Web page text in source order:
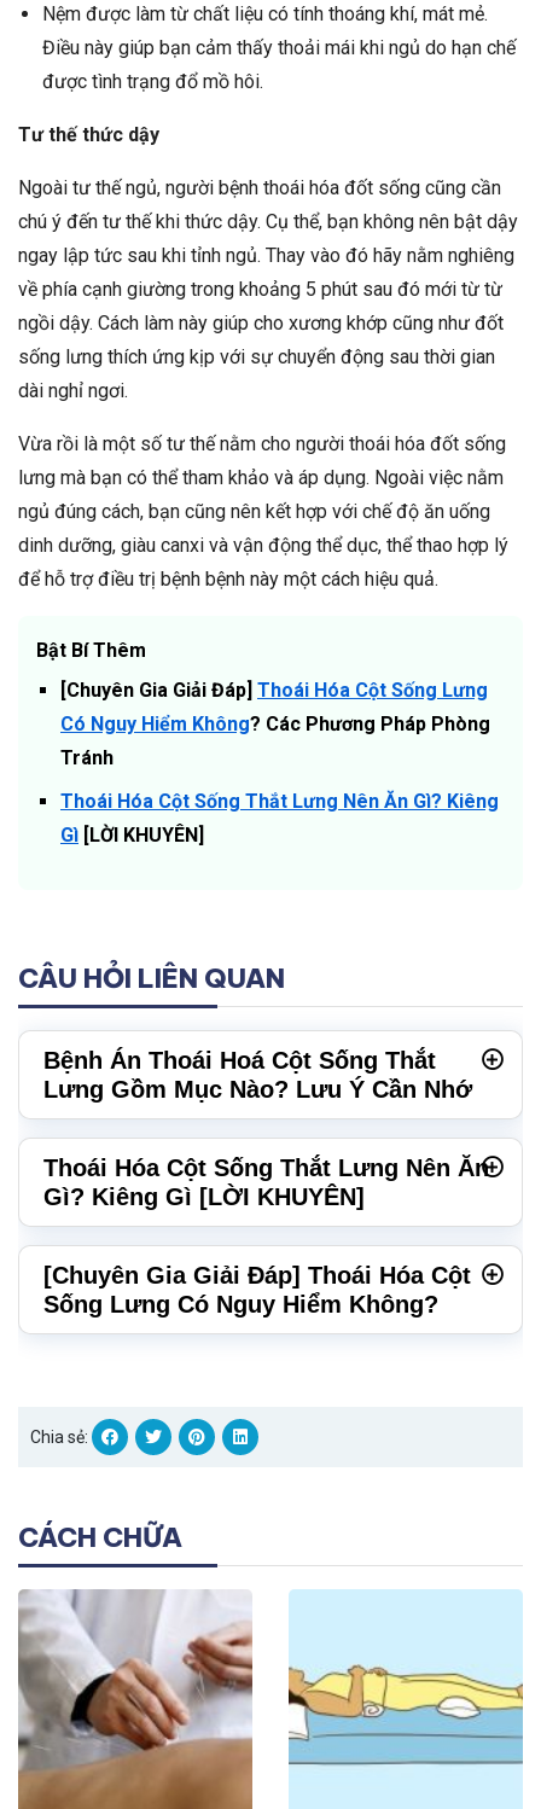
Nệm được làm từ chất liệu có tính thoáng khí, mát mẻ.
Điều này giúp bạn cảm thấy thoải mái khi ngủ do hạn chế
được tình trạng đổ mồ hôi.
Tư thế thức dậy
Ngoài tư thế ngủ, người bệnh thoái hóa đốt sống cũng cần
chú ý đến tư thế khi thức dậy. Cụ thể, bạn không nên bật dậy
ngay lập tức sau khi tỉnh ngủ. Thay vào đó hãy nằm nghiêng
về phía cạnh giường trong khoảng 5 phút sau đó mới từ từ
ngồi dậy. Cách làm này giúp cho xương khớp cũng như đốt
sống lưng thích ứng kịp với sự chuyển động sau thời gian
dài nghỉ ngơi.
Vừa rồi là một số tư thế nằm cho người thoái hóa đốt sống
lưng mà bạn có thể tham khảo và áp dụng. Ngoài việc nằm
ngủ đúng cách, bạn cũng nên kết hợp với chế độ ăn uống
dinh dưỡng, giàu canxi và vận động thể dục, thể thao hợp lý
để hỗ trợ điều trị bệnh bệnh này một cách hiệu quả.
Bật Bí Thêm
[Chuyên Gia Giải Đáp] Thoái Hóa Cột Sống Lưng
Có Nguy Hiểm Không? Các Phương Pháp Phòng
Tránh
Thoái Hóa Cột Sống Thắt Lưng Nên Ăn Gì? Kiêng
Gì [LỜI KHUYÊN]
CÂU HỎI LIÊN QUAN
Bệnh Án Thoái Hoá Cột Sống Thắt
Lưng Gồm Mục Nào? Lưu Ý Cần Nhớ
Thoái Hóa Cột Sống Thắt Lưng Nên Ăn
Gì? Kiêng Gì [LỜI KHUYÊN]
[Chuyên Gia Giải Đáp] Thoái Hóa Cột
Sống Lưng Có Nguy Hiểm Không?
Chia sẻ:
CÁCH CHỮA